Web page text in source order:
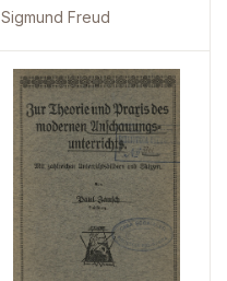
Sigmund Freud